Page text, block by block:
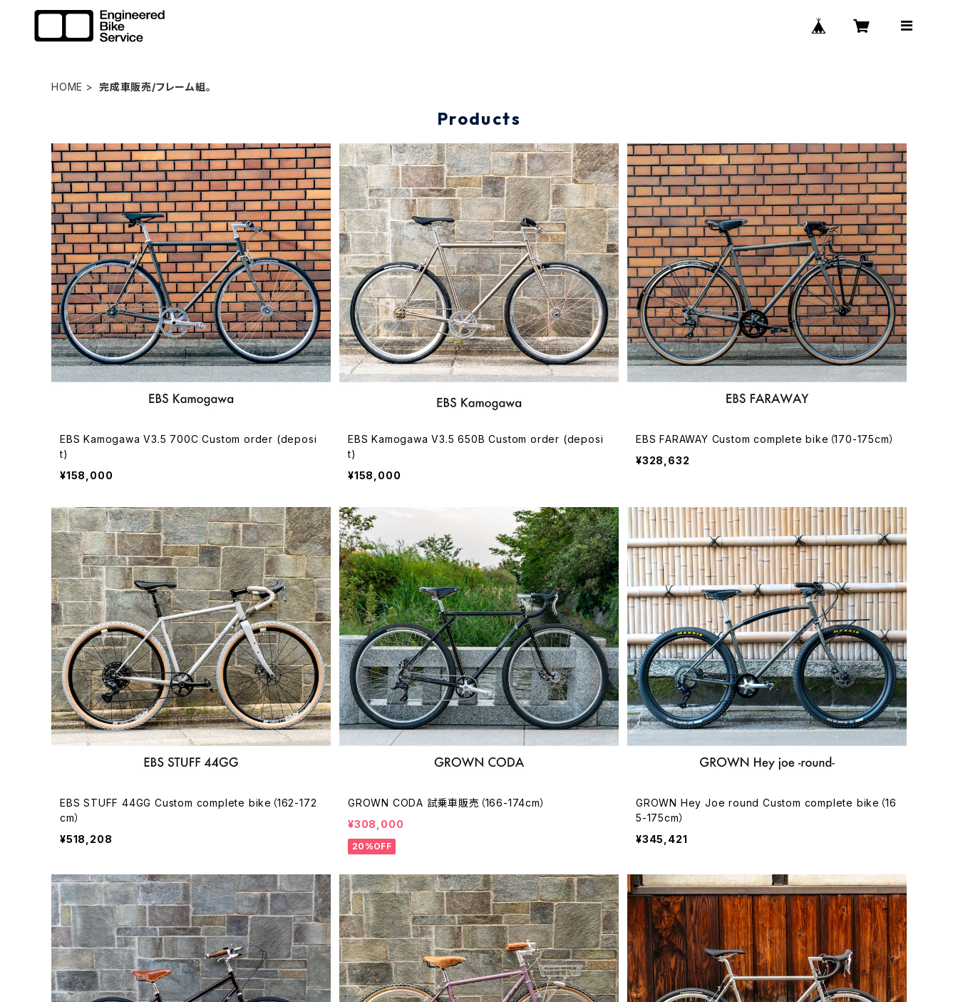
HOME 完成車販売/フレーム組。
Products
EBS Kamogawa V3.5 700C Custom order (deposi
t)
¥158,000
EBS Kamogawa V3.5 650B Custom order (deposi
t)
¥158,000
EBS FARAWAY Custom complete bike（170-175cm）
¥328,632
EBS STUFF 44GG Custom complete bike（162-172
cm）
¥518,208
GROWN CODA 試乗車販売（166-174cm）
¥308,000
20%OFF
GROWN Hey Joe round Custom complete bike（16
5-175cm）
¥345,421